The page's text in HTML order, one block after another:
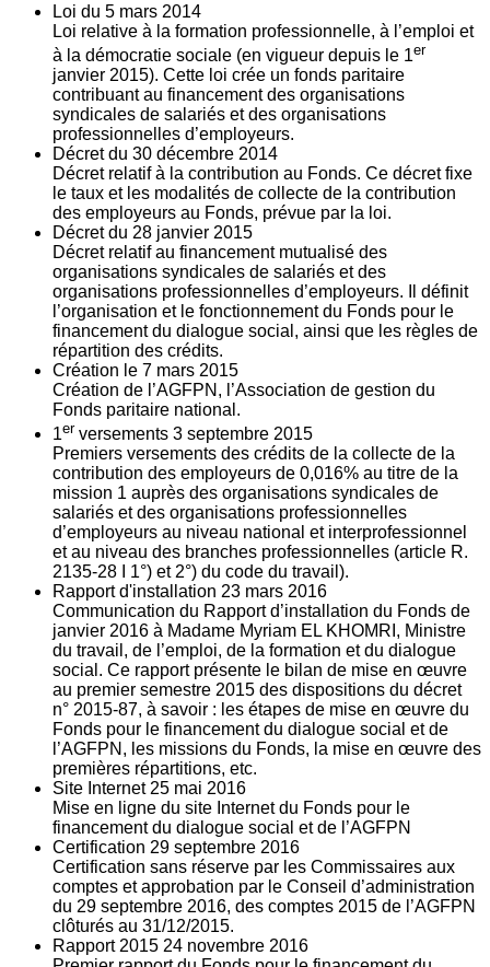
Loi du 5 mars 2014
Loi relative à la formation professionnelle, à l’emploi et
à la démocratie sociale (en vigueur depuis le 1er
janvier 2015). Cette loi crée un fonds paritaire
contribuant au financement des organisations
syndicales de salariés et des organisations
professionnelles d’employeurs.
Décret du 30 décembre 2014
Décret relatif à la contribution au Fonds. Ce décret fixe
le taux et les modalités de collecte de la contribution
des employeurs au Fonds, prévue par la loi.
Décret du 28 janvier 2015
Décret relatif au financement mutualisé des
organisations syndicales de salariés et des
organisations professionnelles d’employeurs. Il définit
l’organisation et le fonctionnement du Fonds pour le
financement du dialogue social, ainsi que les règles de
répartition des crédits.
Création le 7 mars 2015
Création de l’AGFPN, l’Association de gestion du
Fonds paritaire national.
1er versements 3 septembre 2015
Premiers versements des crédits de la collecte de la
contribution des employeurs de 0,016% au titre de la
mission 1 auprès des organisations syndicales de
salariés et des organisations professionnelles
d’employeurs au niveau national et interprofessionnel
et au niveau des branches professionnelles (article R.
2135‐28 I 1°) et 2°) du code du travail).
Rapport d'installation 23 mars 2016
Communication du Rapport d’installation du Fonds de
janvier 2016 à Madame Myriam EL KHOMRI, Ministre
du travail, de l’emploi, de la formation et du dialogue
social. Ce rapport présente le bilan de mise en œuvre
au premier semestre 2015 des dispositions du décret
n° 2015-87, à savoir : les étapes de mise en œuvre du
Fonds pour le financement du dialogue social et de
l’AGFPN, les missions du Fonds, la mise en œuvre des
premières répartitions, etc.
Site Internet 25 mai 2016
Mise en ligne du site Internet du Fonds pour le
financement du dialogue social et de l’AGFPN
Certification 29 septembre 2016
Certification sans réserve par les Commissaires aux
comptes et approbation par le Conseil d’administration
du 29 septembre 2016, des comptes 2015 de l’AGFPN
clôturés au 31/12/2015.
Rapport 2015 24 novembre 2016